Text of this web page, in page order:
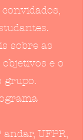
sobre as
objetivos e o
grupo.
UFPR,